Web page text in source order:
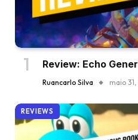
Review: Echo
Ruancarlo Silva maio
REVIEWS